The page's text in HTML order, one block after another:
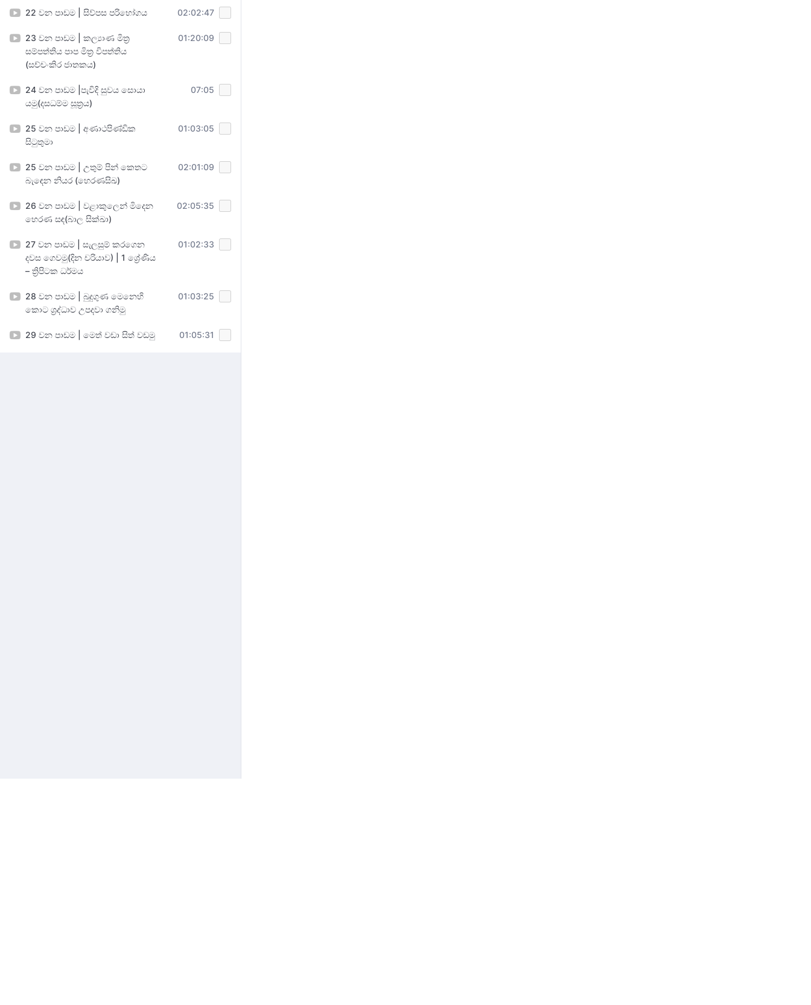
22 වන පාඩම | සිව්පස පරිභෝගය 02:02:47
23 වන පාඩම | කල්‍යාණ මිත්‍ර
සම්පත්තිය පාප මිත්‍ර විපත්තිය
(සච්චංකිර ජාතකය)
01:20:09
24 වන පාඩම |පැවිදි සුවය සොයා
යමු(දසධම්ම සූත්‍රය)
07:05
25 වන පාඩම | අණාථපිණ්ඩික
සිටුතුමා
01:03:05
25 වන පාඩම | උතුම් පින් කෙතට
බැඳෙන නියර (හෙරණසිඛ)
02:01:09
26 වන පාඩම | වළාකුලෙන් මිදෙන
හෙරණ සඳ(බාල සික්ඛා)
02:05:35
27 වන පාඩම | සැලසුම් කරගෙන
දවස ගෙවමු(දින චරියාව) | 1 ශ්‍රේණිය
– ත්‍රිපිටක ධර්මය
01:02:33
28 වන පාඩම | බුදුගුණ මෙනෙහි
කොට ශ්‍රද්ධාව උපදවා ගනිමු
01:03:25
29 වන පාඩම | මෙත් වඩා සිත් වඩමු 01:05:31